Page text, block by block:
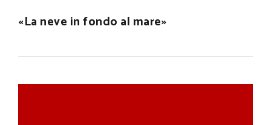
«La neve in fondo al mare»